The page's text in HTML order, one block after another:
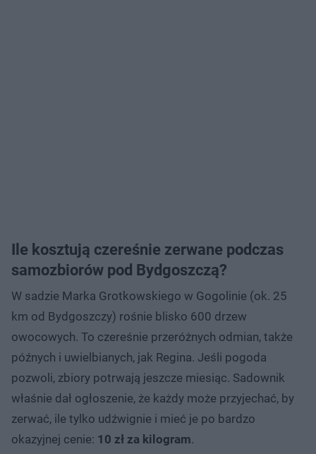
Ile kosztują czereśnie zerwane podczas
samozbiorów pod Bydgoszczą?
W sadzie Marka Grotkowskiego w Gogolinie (ok. 25
km od Bydgoszczy) rośnie blisko 600 drzew
owocowych. To czereśnie przeróżnych odmian, także
późnych i uwielbianych, jak Regina. Jeśli pogoda
pozwoli, zbiory potrwają jeszcze miesiąc. Sadownik
właśnie dał ogłoszenie, że każdy może przyjechać, by
zerwać, ile tylko udźwignie i mieć je po bardzo
okazyjnej cenie: 10 zł za kilogram.